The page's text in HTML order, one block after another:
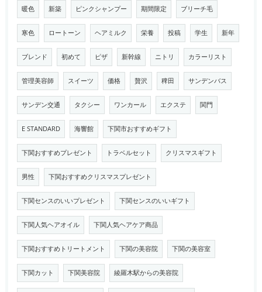
暖色 新築 ピンクシャンプー 期間限定 ブリーチ毛
寒色 ロートーン ヘアミルク 栄養 投稿 学生 新年
ブレンド 初めて ピザ 新幹線 ニトリ カラーリスト
管理美容師 スイーツ 価格 贅沢 稗田 サンデンバス
サンデン交通 タクシー ワンカール エクステ 関門
E STANDARD 海響館 下関市おすすめギフト
下関おすすめプレゼント トラベルセット クリスマスギフト
男性 下関おすすめクリスマスプレゼント
下関センスのいいプレゼント 下関センスのいいギフト
下関人気ヘアオイル 下関人気ヘアケア商品
下関おすすめトリートメント 下関の美容院 下関の美容室
下関カット 下関美容院 綾羅木駅からの美容院